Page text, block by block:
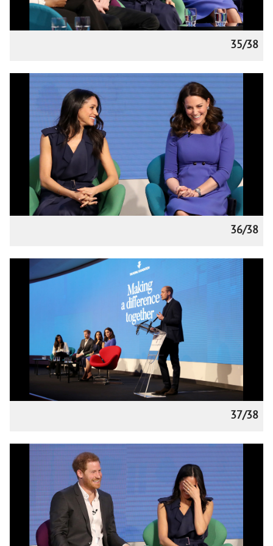
35/38
36/38
37/38